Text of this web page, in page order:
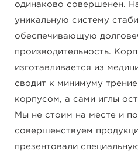
одинаково совершенен.
уникальную систему
обеспечивающую
производительность.
изготавливается из
сводит к минимуму
корпусом, а сами иглы
Мы не стоим на месте и
совершенствуем
презентовали